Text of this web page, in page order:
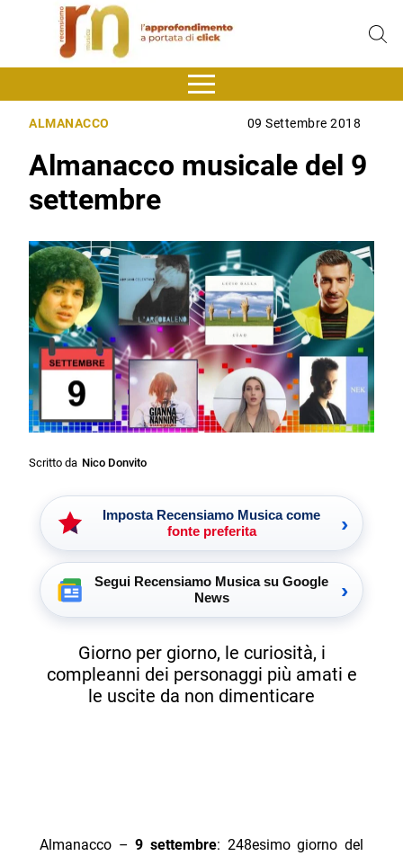
ALMANACCO 09 Settembre 2018
Almanacco musicale del 9
settembre
Scritto da Nico Donvito
Imposta Recensiamo Musica come
fonte preferita
›
Segui Recensiamo Musica su Google
News
›
Giorno per giorno, le curiosità, i
compleanni dei personaggi più amati e
le uscite da non dimenticare
Almanacco –9 settembre: 248esimo giorno del